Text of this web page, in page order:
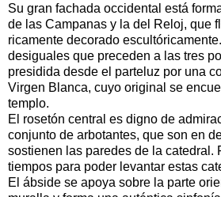
Su gran fachada occidental está
de las Campanas y la del Reloj, que
ricamente decorado
desiguales que preceden a las tres
presidida desde el parteluz por una
Virgen Blanca, cuyo original se
templo.
El rosetón central es digno de
conjunto de arbotantes, que son en
sostienen las paredes de la catedral.
tiempos para poder levantar estas
El ábside se apoya sobre la parte